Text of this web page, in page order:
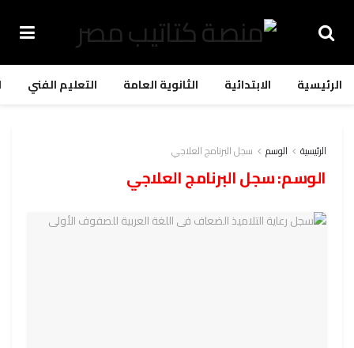
الرئيسية الابتدائية الثانوية العامة التعليم الفني
الرئيسية الوسم سجل البرنامج العلاجي
الوسم:سجل البرنامج العلاجي